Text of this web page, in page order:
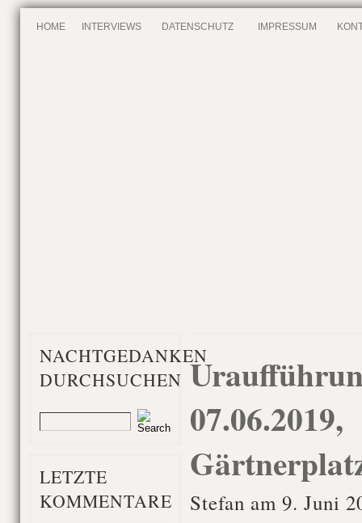
HOME INTERVIEWS DATENSCHUTZ IMPRESSUM
NACHTGEDANKEN
DURCHSUCHEN
LETZTE
KOMMENTARE
07.06.2019,
Stefan am 9. Juni